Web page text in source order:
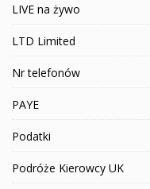
LIVE na żywo
LTD Limited
Nr telefonów
PAYE
Podatki
Podróże Kierowcy UK